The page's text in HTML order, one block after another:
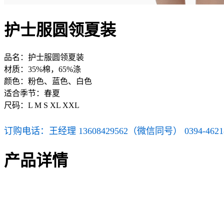
护士服圆领夏装
品名：护士服圆领夏装
材质：35%棉，65%涤
颜色：粉色、蓝色、白色
适合季节：春夏
尺码：L M S XL XXL
订购电话：王经理 13608429562（微信同号） 0394-
产品详情